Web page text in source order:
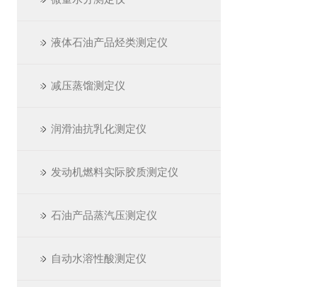
液体石油产品烃类测定仪
减压蒸馏测定仪
润滑油抗乳化测定仪
发动机燃料实际胶质测定仪
石油产品蒸汽压测定仪
自动水溶性酸测定仪